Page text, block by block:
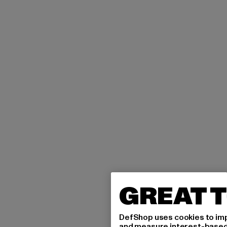
GREAT
DefShop uses cookies to